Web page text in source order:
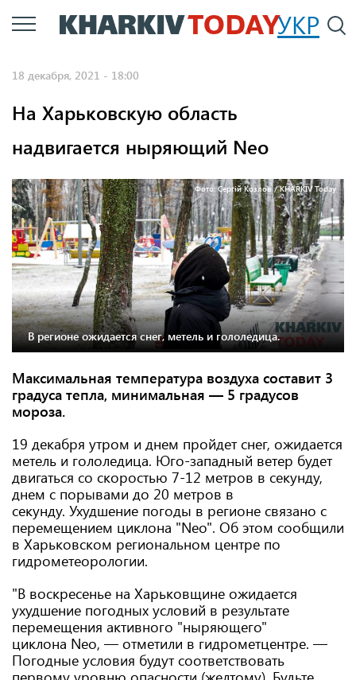
Перейти
к
УКР
18 декабря, 2021 - 18:00
На Харьковскую область
надвигается ныряющий Neo
Фото: Сергій Козлов / KHARKIV Today
В регионе ожидается снег, метель и гололедица.
Максимальная температура воздуха составит 3
градуса тепла, минимальная — 5 градусов
мороза.
19 декабря утром и днем пройдет снег, ожидается
метель и гололедица. Юго-западный ветер будет
двигаться со скоростью 7-12 метров в секунду,
днем с порывами до 20 метров в
секунду. Ухудшение погоды в регионе связано с
перемещением циклона "Neo". Об этом сообщили
в Харьковском региональном центре по
гидрометеорологии.
"В воскресенье на Харьковщине ожидается
ухудшение погодных условий в результате
перемещения активного "ныряющего"
циклона Neo, — отметили в гидрометцентре. —
Погодные условия будут соответствовать